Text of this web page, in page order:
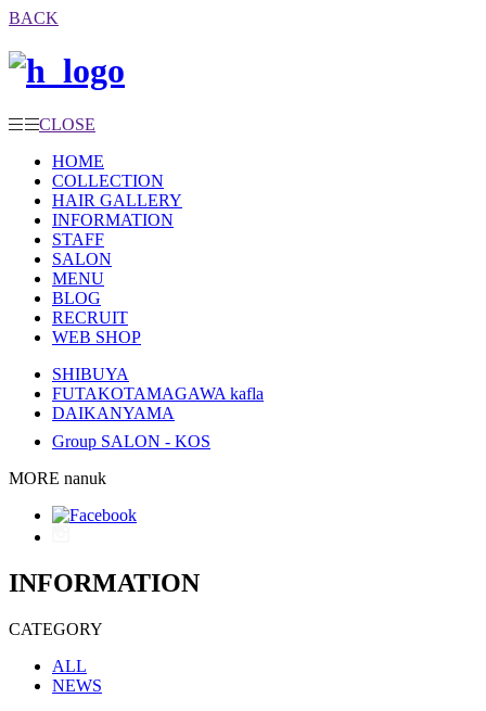
BACK
CLOSE
HOME
COLLECTION
HAIR GALLERY
INFORMATION
STAFF
SALON
MENU
BLOG
RECRUIT
WEB SHOP
SHIBUYA
FUTAKOTAMAGAWA kafla
DAIKANYAMA
Group SALON - KOS
MORE nanuk
INFORMATION
CATEGORY
ALL
NEWS